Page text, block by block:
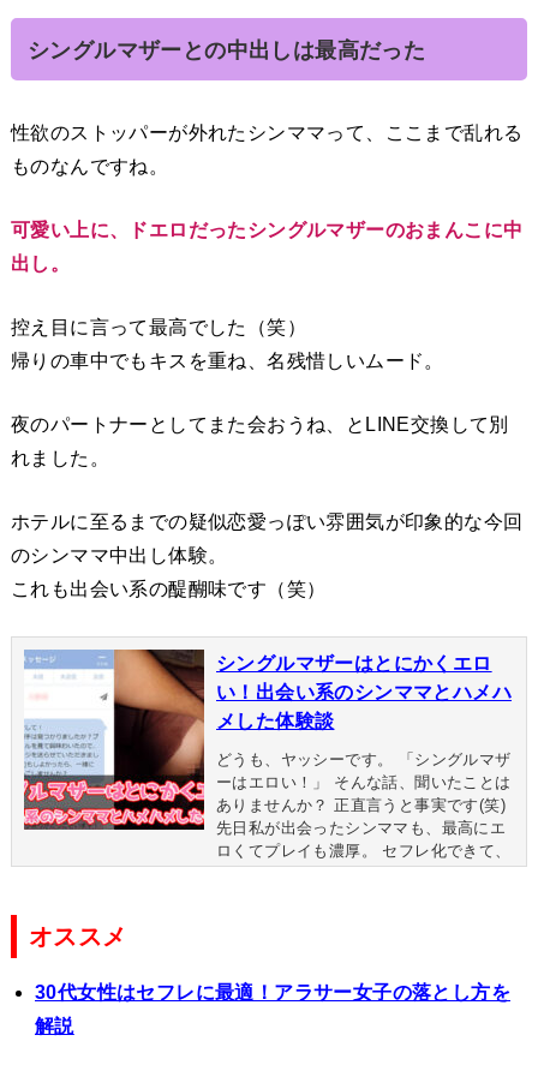
シングルマザーとの中出しは最高だった
性欲のストッパーが外れたシンママって、ここまで乱れる
ものなんですね。
可愛い上に、ドエロだったシングルマザーのおまんこに中
出し。
控え目に言って最高でした（笑）
帰りの車中でもキスを重ね、名残惜しいムード。
夜のパートナーとしてまた会おうね、とLINE交換して別
れました。
ホテルに至るまでの疑似恋愛っぽい雰囲気が印象的な今回
のシンママ中出し体験。
これも出会い系の醍醐味です（笑）
シングルマザーはとにかくエロ
い！出会い系のシンママとハメハ
メした体験談
どうも、ヤッシーです。 「シングルマザ
ーはエロい！」 そんな話、聞いたことは
ありませんか？ 正直言うと事実です(笑)
先日私が出会ったシンママも、最高にエ
ロくてプレイも濃厚。 セフレ化できて、
オススメ
30代女性はセフレに最適！アラサー女子の落とし方を
解説